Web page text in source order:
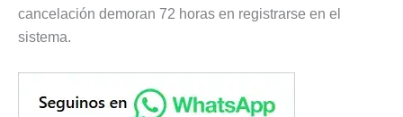
cancelación demoran 72 horas en registrarse en el
sistema.